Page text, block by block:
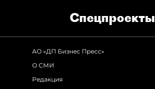
Спец­проекты
АО «ДП Бизнес Пресс»
О СМИ
Редакция